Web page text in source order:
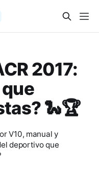
2017:
🐍🏆
V10, manual y
deportivo que